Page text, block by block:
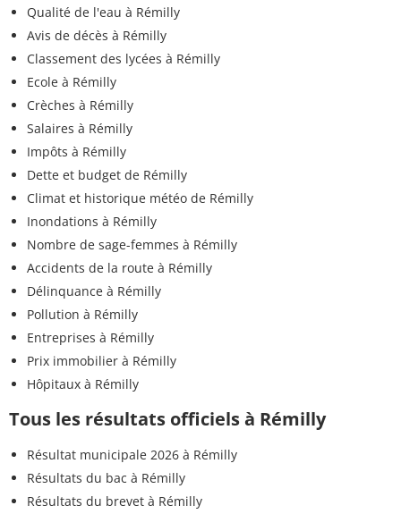
Qualité de l'eau à Rémilly
Avis de décès à Rémilly
Classement des lycées à Rémilly
Ecole à Rémilly
Crèches à Rémilly
Salaires à Rémilly
Impôts à Rémilly
Dette et budget de Rémilly
Climat et historique météo de Rémilly
Inondations à Rémilly
Nombre de sage-femmes à Rémilly
Accidents de la route à Rémilly
Délinquance à Rémilly
Pollution à Rémilly
Entreprises à Rémilly
Prix immobilier à Rémilly
Hôpitaux à Rémilly
Tous les résultats officiels à Rémilly
Résultat municipale 2026 à Rémilly
Résultats du bac à Rémilly
Résultats du brevet à Rémilly